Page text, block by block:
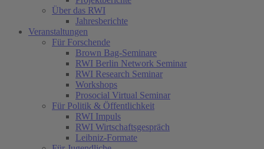
Über das RWI
Jahresberichte
Veranstaltungen
Für Forschende
Brown Bag-Seminare
RWI Berlin Network Seminar
RWI Research Seminar
Workshops
Prosocial Virtual Seminar
Für Politik & Öffentlichkeit
RWI Impuls
RWI Wirtschaftsgespräch
Leibniz-Formate